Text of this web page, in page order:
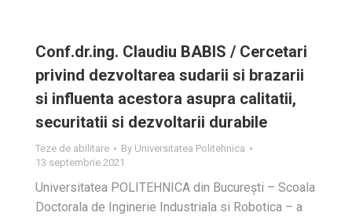
Conf.dr.ing. Claudiu BABIS / Cercetari
privind dezvoltarea sudarii si brazarii
si influenta acestora asupra calitatii,
securitatii si dezvoltarii durabile
Teze de abilitare By Universitatea Politehnica
13 septembrie 2021
Universitatea POLITEHNICA din Bucureşti – Scoala
Doctorala de Inginerie Industriala si Robotica – a